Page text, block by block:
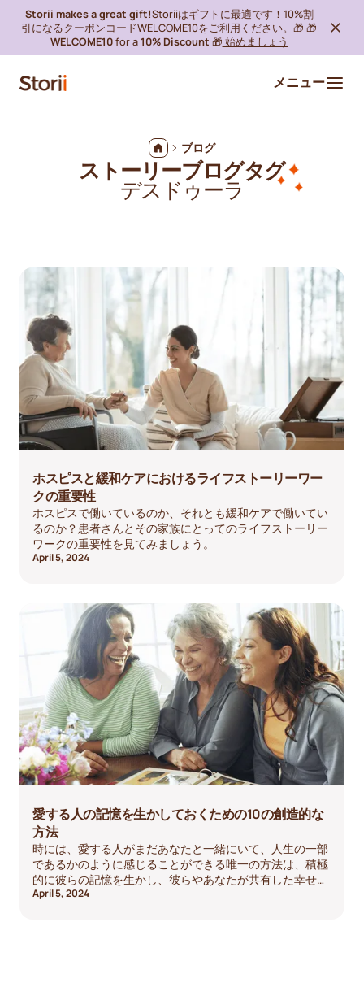
Storii makes a great gift!Storiiはギフトに最適です！10%割
引になるクーポンコードWELCOME10をご利用ください。🎁 🎁
WELCOME10for a10% Discount 🎁 始めましょう
メニュー
ブログ
ストーリーブログタグ
デスドゥーラ
ホスピスと緩和ケアにおけるライフストーリーワー
クの重要性
ホスピスで働いているのか、それとも緩和ケアで働いてい
るのか？患者さんとその家族にとってのライフストーリー
ワークの重要性を見てみましょう。
April 5, 2024
愛する人の記憶を生かしておくための10の創造的な
方法
時には、愛する人がまだあなたと一緒にいて、人生の一部
であるかのように感じることができる唯一の方法は、積極
的に彼らの記憶を生かし、彼らやあなたが共有した幸せな
時間を思い出させることで自分自身を取り囲むことです。
April 5, 2024